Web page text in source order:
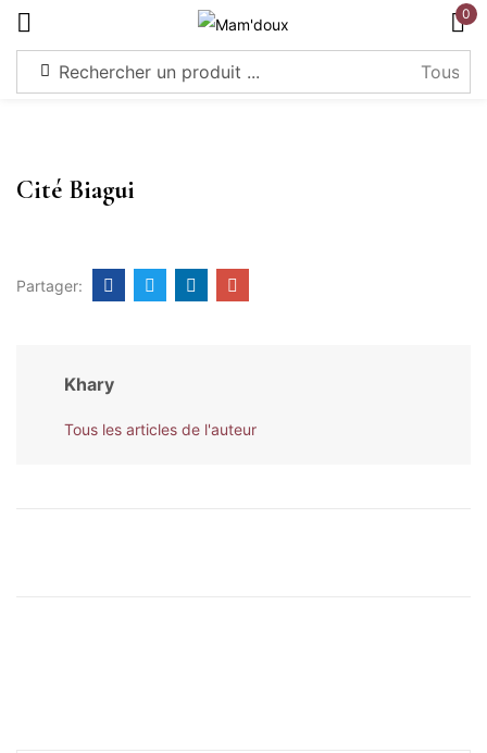
0
Cité Biagui
Partager:
Khary
Tous les articles de l'auteur
S'identifier